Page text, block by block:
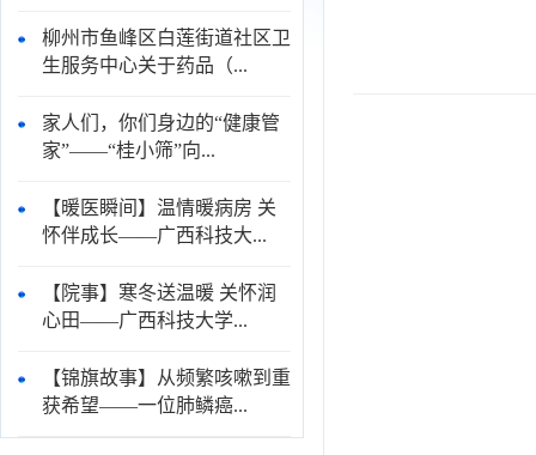
柳州市鱼峰区白莲街道社区卫
生服务中心关于药品（...
家人们，你们身边的“健康管
家”——“桂小筛”向...
【暖医瞬间】温情暖病房 关
怀伴成长——广西科技大...
【院事】寒冬送温暖 关怀润
心田——广西科技大学...
【锦旗故事】从频繁咳嗽到重
获希望——一位肺鳞癌...